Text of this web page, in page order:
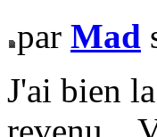
par Mad
J'ai bien